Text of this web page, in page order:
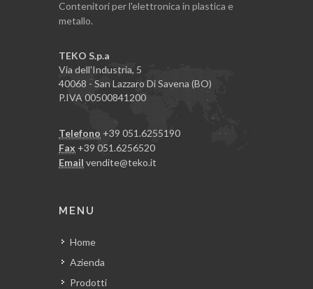
Contenitori per l'elettronica in plastica e
metallo.
TEKO S.p.a
Via dell'Industria, 5
40068 - San Lazzaro Di Savena (BO)
P.IVA 00500841200
Telefono +39 051.6255190
Fax +39 051.6256520
Email vendite@teko.it
MENU
Home
Azienda
Prodotti